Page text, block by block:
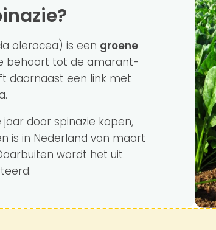
oleracea) is een groene
behoort tot de amarant-
daarnaast een link met
door spinazie kopen,
is in Nederland van maart
wordt het uit